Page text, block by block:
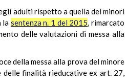
adulti rispetto a quella dei minori
la sentenza n. 1 del 2015, rimarcato
delle valutazioni di messa alla
della messa alla prova del minore
delle finalità rieducative ex art. 27,